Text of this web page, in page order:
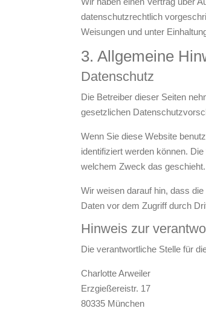
datenschutzrechtlich
Weisungen und unter
3. Allgemeine
Datenschutz
Die Betreiber dieser Seiten
gesetzlichen
Wenn Sie diese Website
identifiziert werden können.
welchem Zweck das geschieht.
Wir weisen darauf hin, dass
Daten vor dem Zugriff durch
Hinweis zur
Die verantwortliche Stelle für
Charlotte Arweiler
Erzgießereistr. 17
80335 München